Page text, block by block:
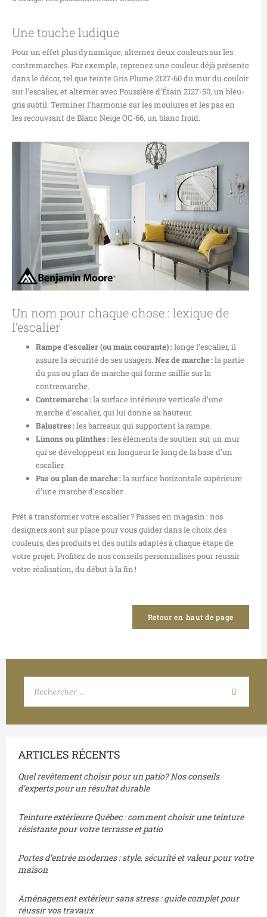
Une touche ludique
Pour un effet plus dynamique, alternez deux couleurs sur les
contremarches. Par exemple, reprenez une couleur déjà présente
dans le décor, tel queteinte Gris Plume 2127-60 du mur du couloir
sur l’escalier, et alterneravec Poussière d’Étain 2127-50, un bleu-
gris subtil. Terminer l’harmonie sur lesmoulures et les pasen
lesrecouvrantde Blanc Neige OC-66, un blanc froid.
Un nom pour chaque chose : lexique de
l’escalier
Rampe d’escalier (ou main courante) :longe l’escalier, il
assure la sécurité de ses usagers. Nez de marche :la partie
du pas ou plan de marche qui forme saillie sur la
contremarche.
Contremarche :la surface intérieure verticale d’une
marche d’escalier, qui lui donne sa hauteur.
Balustres :les barreaux qui supportent la rampe.
Limons ou plinthes :les éléments de soutien sur un mur
qui se développent en longueur le long de la base d’un
escalier.
Pas ou plan de marche :la surface horizontale supérieure
d’une marche d’escalier.
Prêt à transformer votre escalier ? Passez en magasin : nos
designers sont sur place pour vous guider dans le choix des
couleurs, des produits et des outils adaptés à chaque étape de
votre projet. Profitez de nos conseils personnalisés pour réussir
votre réalisation, du début à la fin !
Retour en haut de page
ARTICLES RÉCENTS
Quel revêtement choisir pour un patio? Nos conseils
d’experts pour un résultat durable
Teinture extérieure Québec : comment choisir une teinture
résistante pour votre terrasse et patio
Portes d’entrée modernes : style, sécurité et valeur pour votre
maison
Aménagement extérieur sans stress : guide complet pour
réussir vos travaux